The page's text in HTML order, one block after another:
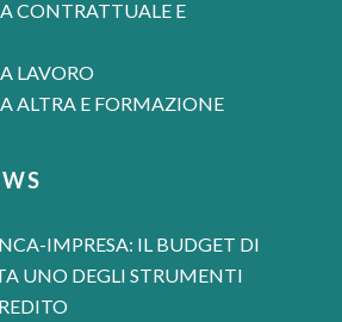
CONTRATTUALE E
LAVORO
ALTRA E FORMAZIONE
IMPRESA: IL BUDGET DI
UNO DEGLI STRUMENTI